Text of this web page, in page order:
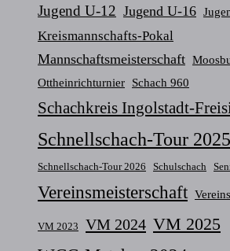
Jugend U-12 Jugend U-16
Kreismannschafts-Pokal
Mannschaftsmeisterschaft
Ottheinrichturnier Schach 960
Schachkreis Ingolstadt-
Schnellschach-Tour 2025
Schnellschach-Tour 2026 Schulschach
Vereinsmeisterschaft
VM 2023 VM 2024 VM 2025